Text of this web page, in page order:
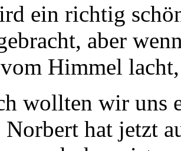
ein richtig
aber
Himmel
wollten wir uns
Norbert hat jetzt